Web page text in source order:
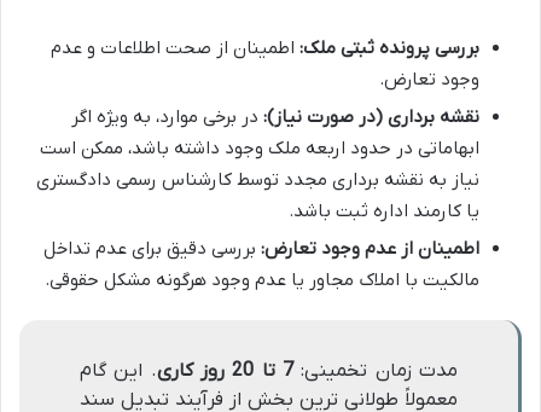
بررسی پرونده ثبتی ملک: اطمینان از صحت اطلاعات و عدم
وجود تعارض.
نقشه برداری (در صورت نیاز): در برخی موارد، به ویژه اگر
ابهاماتی در حدود اربعه ملک وجود داشته باشد، ممکن است
نیاز به نقشه برداری مجدد توسط کارشناس رسمی دادگستری
یا کارمند اداره ثبت باشد.
اطمینان از عدم وجود تعارض: بررسی دقیق برای عدم تداخل
مالکیت با املاک مجاور یا عدم وجود هرگونه مشکل حقوقی.
مدت زمان تخمینی:7 تا 20 روز کاری
. این گام
معمولاً طولانی ترین بخش از فرآیند تبدیل سند